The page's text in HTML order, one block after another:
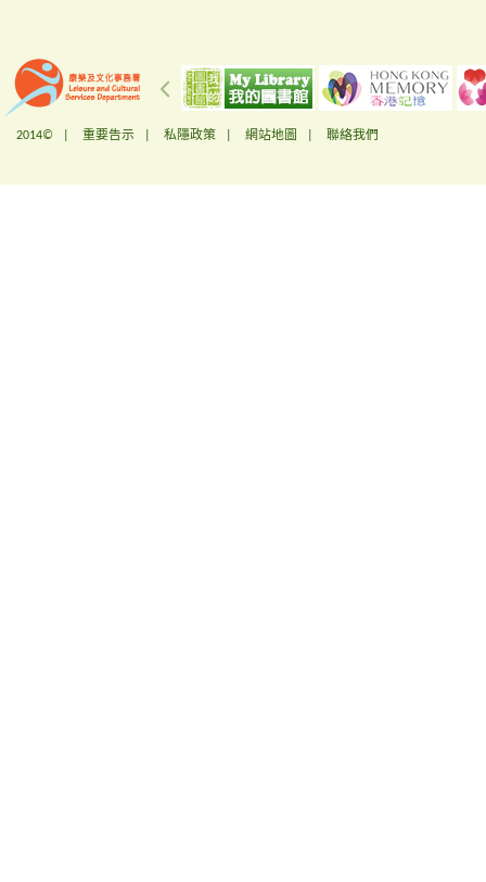
2014© | 重要告示 私隱政策 網站地圖 聯絡我們